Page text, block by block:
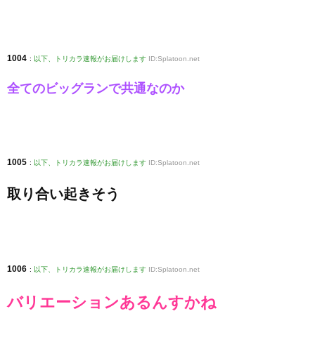
1004 : 以下、トリカラ速報がお届けします ID:Splatoon.net
全てのビッグランで共通なのか
1005 : 以下、トリカラ速報がお届けします ID:Splatoon.net
取り合い起きそう
1006 : 以下、トリカラ速報がお届けします ID:Splatoon.net
バリエーションあるんすかね